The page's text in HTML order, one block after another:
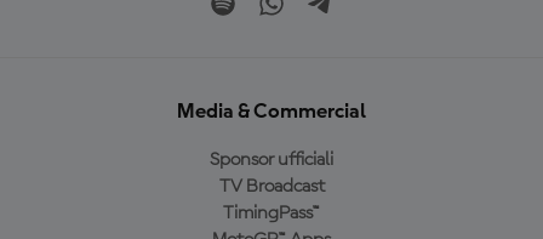
Media & Commercial
Sponsor ufficiali
TV Broadcast
TimingPass™